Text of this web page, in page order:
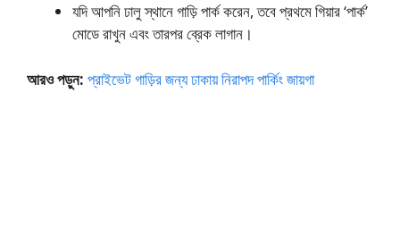
যদি আপনি ঢালু স্থানে গাড়ি পার্ক করেন, তবে প্রথমে গিয়ার ‘পার্ক’
মোডে রাখুন এবং তারপর ব্রেক লাগান।
আরও পড়ুন: প্রাইভেট গাড়ির জন্য ঢাকায় নিরাপদ পার্কিং জায়গা